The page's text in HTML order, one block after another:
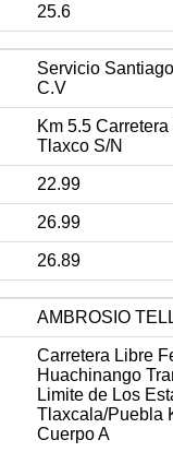
25.6
Servicio
C.V
Km 5.5
Tlaxco S/N
22.99
26.99
26.89
AMBROSIO
Carretera Libre
Huachinango
Limite de Los
Tlaxcala/Puebla
Cuerpo A